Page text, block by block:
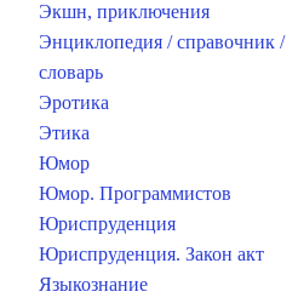
Экшн, приключения
Энциклопедия / справочник /
словарь
Эротика
Этика
Юмор
Юмор. Программистов
Юриспруденция
Юриспруденция. Закон акт
Языкознание